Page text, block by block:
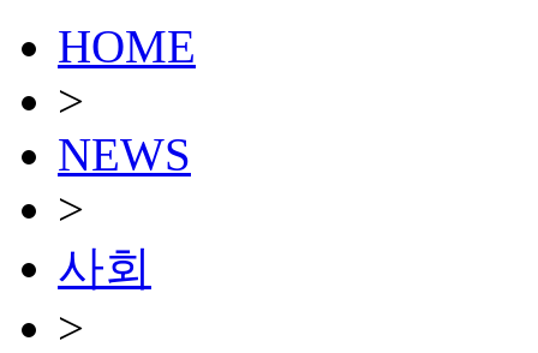
HOME
>
NEWS
>
사회
>